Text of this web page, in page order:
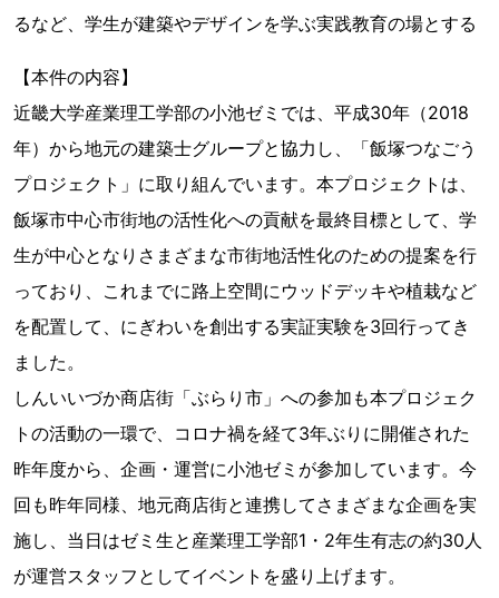
るなど、学生が建築やデザインを学ぶ実践教育の場とする
【本件の内容】
近畿大学産業理工学部の小池ゼミでは、平成30年（2018
年）から地元の建築士グループと協力し、「飯塚つなごう
プロジェクト」に取り組んでいます。本プロジェクトは、
飯塚市中心市街地の活性化への貢献を最終目標として、学
生が中心となりさまざまな市街地活性化のための提案を行
っており、これまでに路上空間にウッドデッキや植栽など
を配置して、にぎわいを創出する実証実験を3回行ってき
ました。
しんいいづか商店街「ぶらり市」への参加も本プロジェク
トの活動の一環で、コロナ禍を経て3年ぶりに開催された
昨年度から、企画・運営に小池ゼミが参加しています。今
回も昨年同様、地元商店街と連携してさまざまな企画を実
施し、当日はゼミ生と産業理工学部1・2年生有志の約30人
が運営スタッフとしてイベントを盛り上げます。